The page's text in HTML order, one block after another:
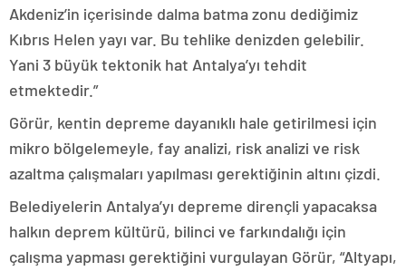
Akdeniz’in içerisinde dalma batma zonu dediğimiz
Kıbrıs Helen yayı var. Bu tehlike denizden gelebilir.
Yani 3 büyük tektonik hat Antalya’yı tehdit
etmektedir.”
Görür, kentin depreme dayanıklı hale getirilmesi için
mikro bölgelemeyle, fay analizi, risk analizi ve risk
azaltma çalışmaları yapılması gerektiğinin altını çizdi.
Belediyelerin Antalya’yı depreme dirençli yapacaksa
halkın deprem kültürü, bilinci ve farkındalığı için
çalışma yapması gerektiğini vurgulayan Görür, “Altyapı,